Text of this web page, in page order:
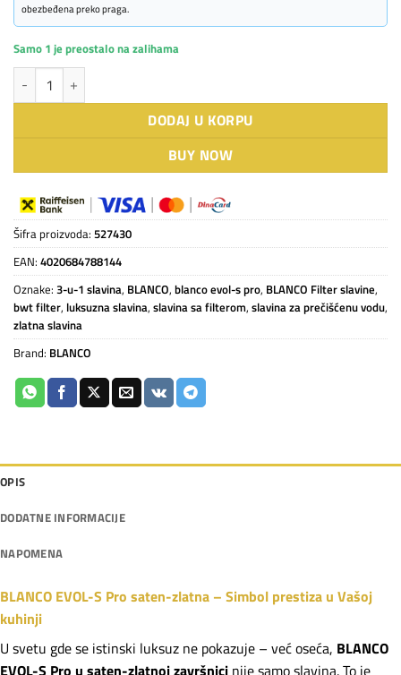
obezbeđena preko praga.
Samo 1 je preostalo na zalihama
BLANCO EVOL-S Pro saten-zlatna filter slavina količina
DODAJ U KORPU
BUY NOW
Šifra proizvoda: 527430
EAN: 4020684788144
Oznake: 3-u-1 slavina, BLANCO, blanco evol-s pro, BLANCO Filter slavine,
bwt filter, luksuzna slavina, slavina sa filterom, slavina za prečišćenu vodu,
zlatna slavina
Brand: BLANCO
OPIS
DODATNE INFORMACIJE
NAPOMENA
BLANCO EVOL-S Pro saten-zlatna – Simbol prestiza u Vašoj
kuhinji
U svetu gde se istinski luksuz ne pokazuje – već oseća, BLANCO
EVOL-S Pro u saten-zlatnoj završnici nije samo slavina. To je